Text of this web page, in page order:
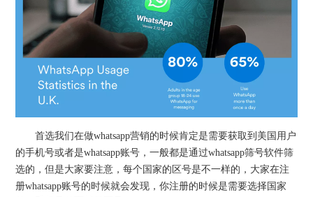
首选我们在做whatsapp营销的时候肯定是需要获取到美国用户
的手机号或者是whatsapp账号，一般都是通过whatsapp筛号软件筛
选的，但是大家要注意，每个国家的区号是不一样的，大家在注
册whatsapp账号的时候就会发现，你注册的时候是需要选择国家